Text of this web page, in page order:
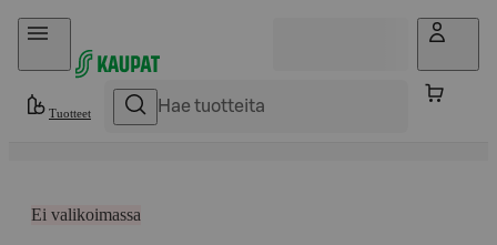
Hyppää sisältöön
Tuotteet
Ei valikoimassa